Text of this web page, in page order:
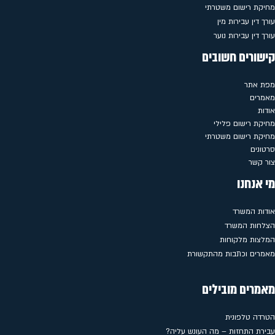
מחיקת רישום משטרתי
עורך דין עבירות מין
עורך דין עבירות נוער
קישורים חשובים
מפת אתר
מאמרים
אודות
מחיקת רישום פלילי
מחיקת רישום משטרתי
סרטונים
צור קשר
מי אנחנו
אודות המשרד
הצלחות המשרד
המלצות מלקוחות
מאמרים וכתבות מהתקשורת
מאמרים מובילים
הטרדה טלפונית
עבירת התחזות – מה העונש עליה?